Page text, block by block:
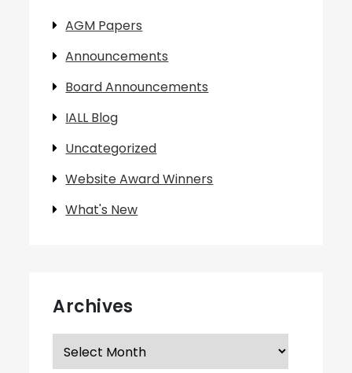
AGM Papers
Announcements
Board Announcements
IALL Blog
Uncategorized
Website Award Winners
What's New
Archives
Archives